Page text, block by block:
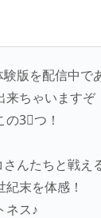
版を配信中で
来ちゃいますぞ
の3⃣つ！
んたちと戦え
紀末を体感！
ネス♪